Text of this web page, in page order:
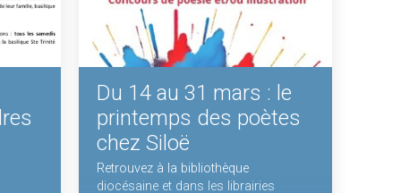
Du 14 au 31 mars : le
printemps des poètes
chez Siloë
Retrouvez à la bibliothèque
diocésaine et dans les librairies